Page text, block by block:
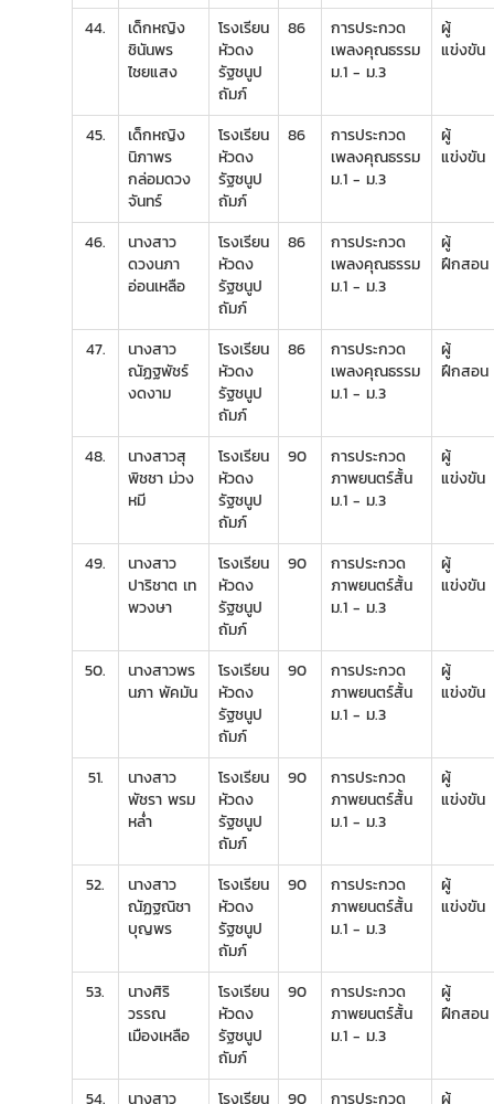
44.
เด็กหญิง
ชินันพร
ไชยแสง
โรงเรียน
หัวดง
รัฐชนูป
ถัมภ์
86
การประกวด
เพลงคุณธรรม
ม.1 - ม.3
ผู้
แข่งขัน
45.
เด็กหญิง
นิภาพร
กล่อมดวง
จันทร์
โรงเรียน
หัวดง
รัฐชนูป
ถัมภ์
86
การประกวด
เพลงคุณธรรม
ม.1 - ม.3
ผู้
แข่งขัน
46.
นางสาว
ดวงนภา
อ่อนเหลือ
โรงเรียน
หัวดง
รัฐชนูป
ถัมภ์
86
การประกวด
เพลงคุณธรรม
ม.1 - ม.3
ผู้
ฝึกสอน
47.
นางสาว
ณัฏฐพัชร์
งดงาม
โรงเรียน
หัวดง
รัฐชนูป
ถัมภ์
86
การประกวด
เพลงคุณธรรม
ม.1 - ม.3
ผู้
ฝึกสอน
48.
นางสาวสุ
พิชชา ม่วง
หมี
โรงเรียน
หัวดง
รัฐชนูป
ถัมภ์
90
การประกวด
ภาพยนตร์สั้น
ม.1 - ม.3
ผู้
แข่งขัน
49.
นางสาว
ปาริชาต เท
พวงษา
โรงเรียน
หัวดง
รัฐชนูป
ถัมภ์
90
การประกวด
ภาพยนตร์สั้น
ม.1 - ม.3
ผู้
แข่งขัน
50.
นางสาวพร
นภา พัคมัน
โรงเรียน
หัวดง
รัฐชนูป
ถัมภ์
90
การประกวด
ภาพยนตร์สั้น
ม.1 - ม.3
ผู้
แข่งขัน
51.
นางสาว
พัชรา พรม
หล่ำ
โรงเรียน
หัวดง
รัฐชนูป
ถัมภ์
90
การประกวด
ภาพยนตร์สั้น
ม.1 - ม.3
ผู้
แข่งขัน
52.
นางสาว
ณัฏฐณิชา
บุญพร
โรงเรียน
หัวดง
รัฐชนูป
ถัมภ์
90
การประกวด
ภาพยนตร์สั้น
ม.1 - ม.3
ผู้
แข่งขัน
53.
นางศิริ
วรรณ
เมืองเหลือ
โรงเรียน
หัวดง
รัฐชนูป
ถัมภ์
90
การประกวด
ภาพยนตร์สั้น
ม.1 - ม.3
ผู้
ฝึกสอน
54. นางสาว โรงเรียน 90 การประกวด ผู้